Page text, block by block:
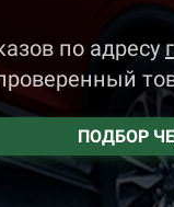
по адресу
ПОДБОР